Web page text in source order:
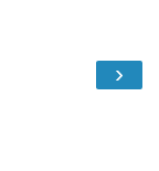
›